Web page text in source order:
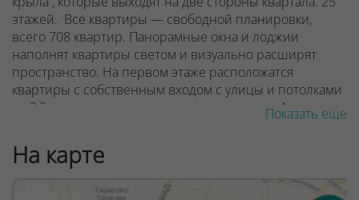
этажей. Все квартиры — свободной планировки,
всего 708 квартир. Панорамные окна и лоджии
наполнят квартиры светом и визуально расширят
пространство. На первом этаже расположатся
квартиры с собственным входом с улицы и потолками
до 3,3 м, а также коммерческие помещения. А на самых
высоких этажах — двухэтажные пентхаусы с открытой
террасой прямо на крыше дома.
ООО "Твоя столицаконсалт", УНП 190285638, лицензия
№02240/129 от 06.09.06г.
Показать еще
На карте